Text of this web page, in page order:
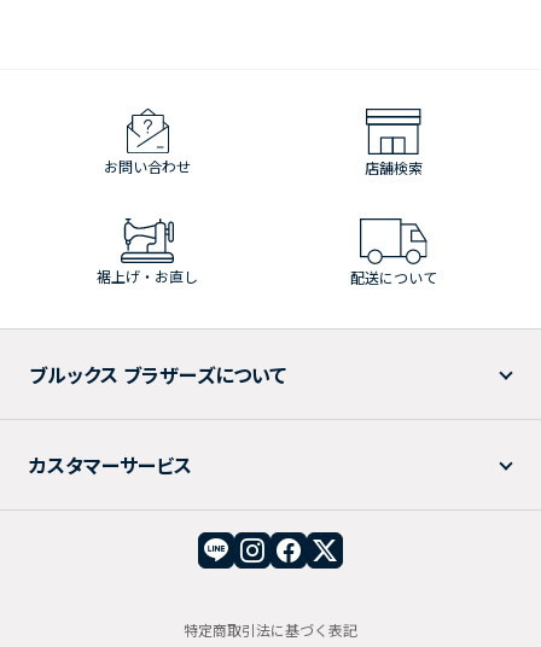
お問い合わせ 店舗検索
裾上げ・お直し 配送について
ブルックス ブラザーズについて
カスタマーサービス
特定商取引法に基づく表記